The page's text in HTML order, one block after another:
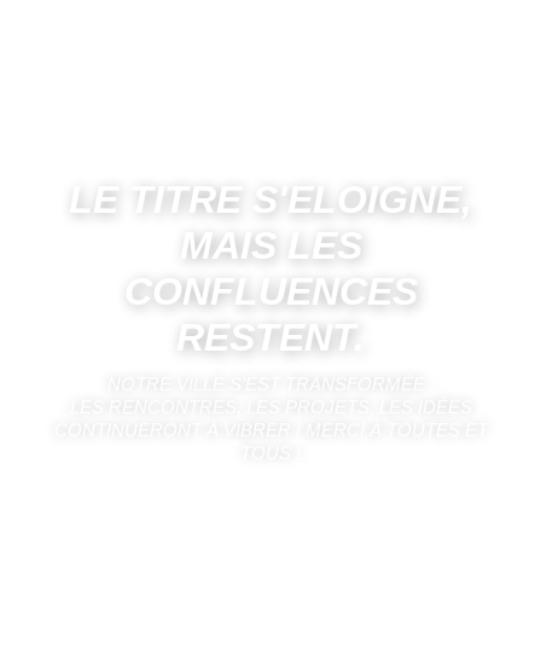
LE TITRE S'ELOIGNE,
MAIS LES
CONFLUENCES
RESTENT.